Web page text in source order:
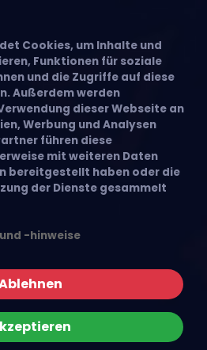
Cookies, um Inhalte und
Funktionen für soziale
und die Zugriffe auf diese
Außerdem werden
dieser Webseite an
Werbung und Analysen
führen diese
mit weiteren Daten
bereitgestellt haben oder die
der Dienste gesammelt
-hinweise